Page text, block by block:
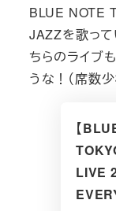
BLUE NOTE
JAZZを歌って
ちらのライブ
うな！（席数
【
LIVE